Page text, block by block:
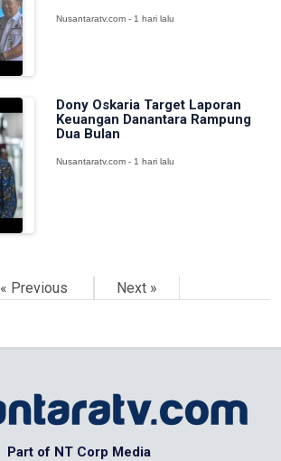
Nusantaratv.com - 1 hari lalu
Dony Oskaria Target Laporan
Keuangan Danantara Rampung
Dua Bulan
Nusantaratv.com - 1 hari lalu
« Previous Next »
Part of NT Corp Media